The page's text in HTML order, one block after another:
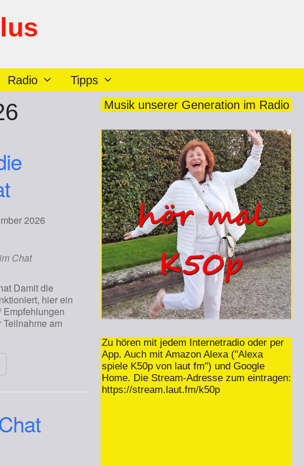
Radio Tipps
2026
Chat
Damit die
hier ein
am
Musik unserer Generation im Radio
Zu hören mit jedem Internetradio oder per
App. Auch mit Amazon Alexa ("Alexa
spiele K50p von laut fm") und Google
Home. Die Stream-Adresse zum eintragen:
https://stream.laut.fm/k50p